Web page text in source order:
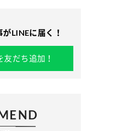
LINEに届く！
友だち追加！